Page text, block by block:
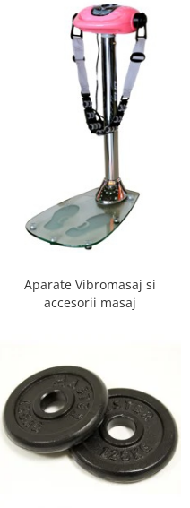
Aparate Vibromasaj si
accesorii masaj